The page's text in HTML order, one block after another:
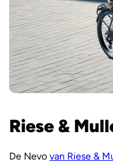
Riese &
De Nevo van Riese &